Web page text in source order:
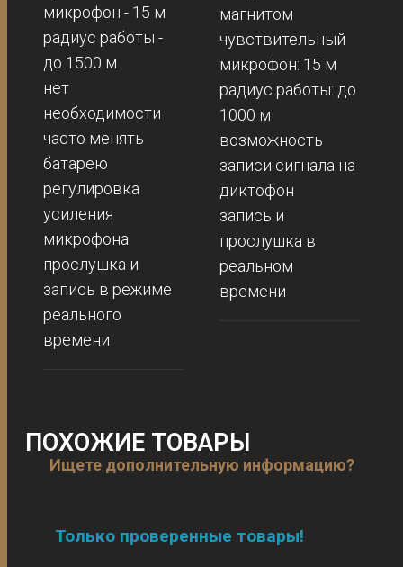
микрофон - 15 м
радиус работы -
до 1500 м
нет
необходимости
часто менять
батарею
регулировка
усиления
микрофона
прослушка и
запись в режиме
реального
времени
магнитом
чувствительный
микрофон: 15 м
радиус работы: до
1000 м
возможность
записи сигнала на
диктофон
запись и
прослушка в
реальном
времени
ПОХОЖИЕ ТОВАРЫ
Ищете дополнительную информацию?
Только проверенные товары!